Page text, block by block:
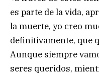
es parte de la vida,
la muerte, yo creo
definitivamente, que
Aunque siempre
seres queridos,